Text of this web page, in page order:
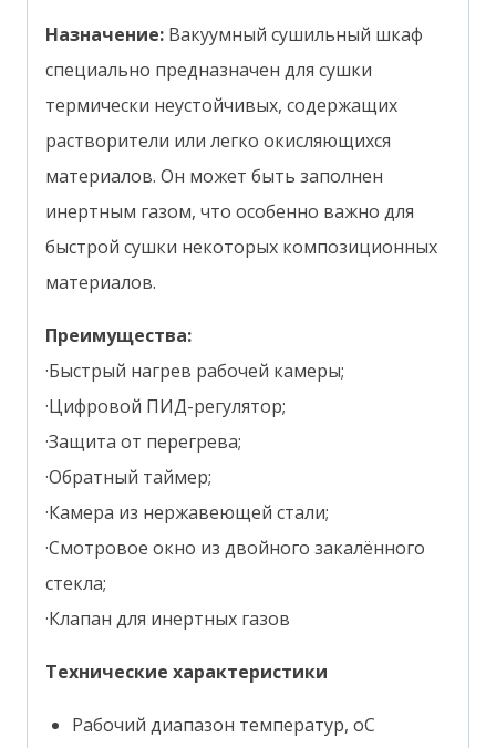
Назначение: Вакуумный сушильный шкаф
специально предназначен для сушки
термически неустойчивых, содержащих
растворители или легко окисляющихся
материалов. Он может быть заполнен
инертным газом, что особенно важно для
быстрой сушки некоторых композиционных
материалов.
Преимущества:
·Быстрый нагрев рабочей камеры;
·Цифровой ПИД-регулятор;
·Защита от перегрева;
·Обратный таймер;
·Камера из нержавеющей стали;
·Смотровое окно из двойного закалённого
стекла;
·Клапан для инертных газов
Технические характеристики
Рабочий диапазон температур, oС